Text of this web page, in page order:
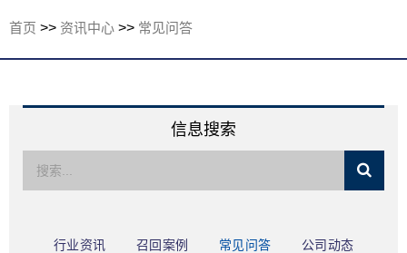
限公司
首页 >> 资讯中心 >> 常见问答
信息搜索
行业资讯 召回案例 常见问答 公司动态